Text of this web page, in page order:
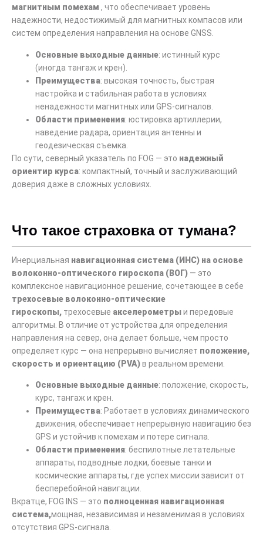
магнитным помехам , что обеспечивает уровень
надежности, недостижимый для магнитных компасов или
систем определения направления на основе GNSS.
Основные выходные данные: истинный курс
(иногда тангаж и крен).
Преимущества: высокая точность, быстрая
настройка и стабильная работа в условиях
ненадежности магнитных или GPS-сигналов.
Области применения: юстировка артиллерии,
наведение радара, ориентация антенны и
геодезическая съемка.
По сути, северный указатель по FOG — это надежный
ориентир курса: компактный, точный и заслуживающий
доверия даже в сложных условиях.
Что такое страховка от тумана?
Инерциальная навигационная система (ИНС) на основе
волоконно-оптического гироскопа (ВОГ) — это
комплексное навигационное решение, сочетающее в себе
трехосевые волоконно-оптические
гироскопы, трехосевые акселерометрыи передовые
алгоритмы. В отличие от устройства для определения
направления на север, она делает больше, чем просто
определяет курс — она непрерывно вычисляет положение,
скорость и ориентацию (PVA)в реальном времени.
Основные выходные данные: положение, скорость,
курс, тангаж и крен.
Преимущества: Работает в условиях динамического
движения, обеспечивает непрерывную навигацию без
GPS и устойчив к помехам и потере сигнала.
Области применения: беспилотные летательные
аппараты, подводные лодки, боевые танки и
космические аппараты, где успех миссии зависит от
бесперебойной навигации.
Вкратце, FOG INS — это полноценная навигационная
система,мощная, независимая и незаменимая в условиях
отсутствия GPS-сигнала.